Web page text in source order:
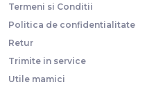
Termeni si Conditii
Politica de confidentialitate
Retur
Trimite in service
Utile mamici